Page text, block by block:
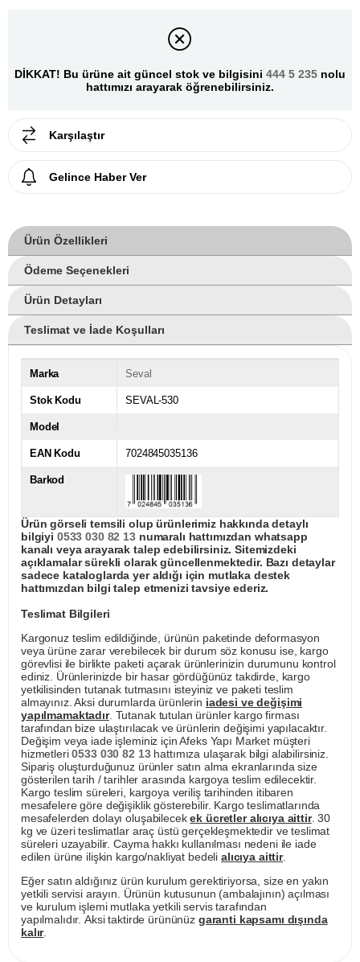
DİKKAT! Bu ürüne ait güncel stok ve bilgisini 444 5 235 nolu
hattımızı arayarak öğrenebilirsiniz.
Karşılaştır
Gelince Haber Ver
Ürün Özellikleri
Ödeme Seçenekleri
Ürün Detayları
Teslimat ve İade Koşulları
Marka Seval
Stok Kodu SEVAL-530
Model
EAN Kodu 7024845035136
Barkod
Ürün görseli temsili olup ürünlerimiz hakkında detaylı
bilgiyi 0533 030 82 13numaralı hattımızdan whatsapp
kanalı veya arayarak talep edebilirsiniz. Sitemizdeki
açıklamalar sürekli olarak güncellenmektedir. Bazı detaylar
sadece kataloglarda yer aldığı için mutlaka destek
hattımızdan bilgi talep etmenizi tavsiye ederiz.
Teslimat Bilgileri
Kargonuz teslim edildiğinde, ürünün paketinde deformasyon
veya ürüne zarar verebilecek bir durum söz konusu ise, kargo
görevlisi ile birlikte paketi açarak ürünlerinizin durumunu kontrol
ediniz. Ürünlerinizde bir hasar gördüğünüz takdirde, kargo
yetkilisinden tutanak tutmasını isteyiniz ve paketi teslim
almayınız. Aksi durumlarda ürünlerin iadesi ve değişimi
yapılmamaktadır. Tutanak tutulan ürünler kargo firması
tarafından bize ulaştırılacak ve ürünlerin değişimi yapılacaktır.
Değişim veya iade işleminiz için Afeks Yapı Market müşteri
hizmetleri0533 030 82 13hattımıza ulaşarak bilgi alabilirsiniz.
Sipariş oluşturduğunuz ürünler satın alma ekranlarında size
gösterilen tarih / tarihler arasında kargoya teslim edilecektir.
Kargo teslim süreleri, kargoya veriliş tarihinden itibaren
mesafelere göre değişiklik gösterebilir. Kargo teslimatlarında
mesafelerden dolayı oluşabilecekek ücretler alıcıya aittir. 30
kg ve üzeri teslimatlar araç üstü gerçekleşmektedir ve teslimat
süreleri uzayabilir. Cayma hakkı kullanılması nedeni ile iade
edilen ürüne ilişkin kargo/nakliyat bedeli alıcıya aittir.
Eğer satın aldığınız ürün kurulum gerektiriyorsa, size en yakın
yetkili servisi arayın. Ürünün kutusunun (ambalajının) açılması
ve kurulum işlemi mutlaka yetkili servis tarafından
yapılmalıdır. Aksi taktirde ürününüz garanti kapsamı dışında
kalır.